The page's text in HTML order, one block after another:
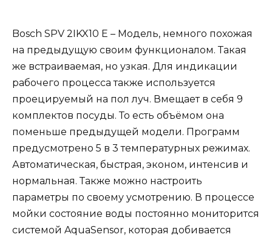
Bosch SPV 2IKX10 E – Модель, немного похожая
на предыдущую своим функционалом. Такая
же встраиваемая, но узкая. Для индикации
рабочего процесса также используется
проецируемый на пол луч. Вмещает в себя 9
комплектов посуды. То есть объёмом она
поменьше предыдущей модели. Программ
предусмотрено 5 в 3 температурных режимах.
Автоматическая, быстрая, эконом, интенсив и
нормальная. Также можно настроить
параметры по своему усмотрению. В процессе
мойки состояние воды постоянно мониторится
системой AquaSensor, которая добивается